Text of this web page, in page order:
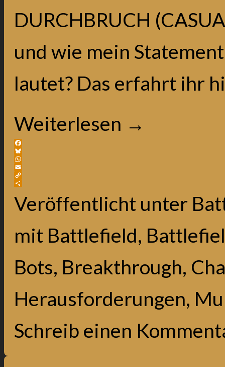
DURCHBRUCH
und wie mein
lautet? Das erfahrt ihr
Weiterlesen →
Facebook
Bluesky
WhatsApp
Email
Copy
Link
Teilen
Veröffentlicht unter
mit Battlefield,
Bots, Breakthrough,
Herausforderungen,
Schreib einen